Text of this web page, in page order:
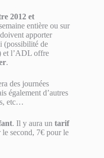
2012 et
entière ou sur
apporter
(possibilité de
et l’ADL offre
.
des journées
également d’autres
etc…
. Il y aura un tarif
second, 7€ pour le